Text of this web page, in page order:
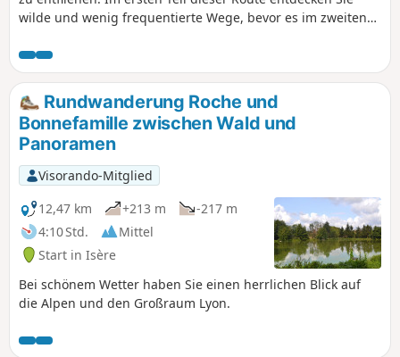
wilde und wenig frequentierte Wege, bevor es im zweiten
Rundwanderung Roche und
Bonnefamille zwischen Wald und
Panoramen
Visorando-Mitglied
12,47 km
+213 m
-217 m
4:10 Std.
Mittel
Start in Isère
Bei schönem Wetter haben Sie einen herrlichen Blick auf
die Alpen und den Großraum Lyon.